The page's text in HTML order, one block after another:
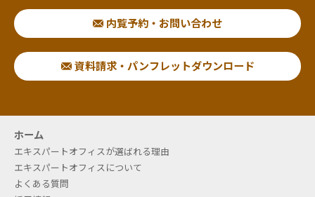
内覧予約・お問い合わせ
資料請求・パンフレットダウンロード
ホーム
エキスパートオフィスが選ばれる理由
エキスパートオフィスについて
よくある質問